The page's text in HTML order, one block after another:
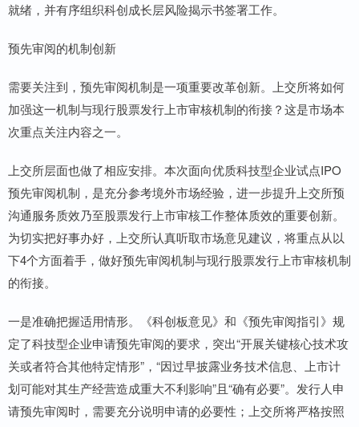
就绪，并有序组织科创成长层风险揭示书签署工作。
预先审阅的机制创新
需要关注到，预先审阅机制是一项重要改革创新。上交所将如何
加强这一机制与现行股票发行上市审核机制的衔接？这是市场本
次重点关注内容之一。
上交所层面也做了相应安排。本次面向优质科技型企业试点IPO
预先审阅机制，是充分参考境外市场经验，进一步提升上交所预
沟通服务质效乃至股票发行上市审核工作整体质效的重要创新。
为切实把好事办好，上交所认真听取市场意见建议，将重点从以
下4个方面着手，做好预先审阅机制与现行股票发行上市审核机制
的衔接。
一是准确把握适用情形。《科创板意见》和《预先审阅指引》规
定了科技型企业申请预先审阅的要求，突出“开展关键核心技术攻
关或者符合其他特定情形”，“因过早披露业务技术信息、上市计
划可能对其生产经营造成重大不利影响”且“确有必要”。发行人申
请预先审阅时，需要充分说明申请的必要性；上交所将严格按照